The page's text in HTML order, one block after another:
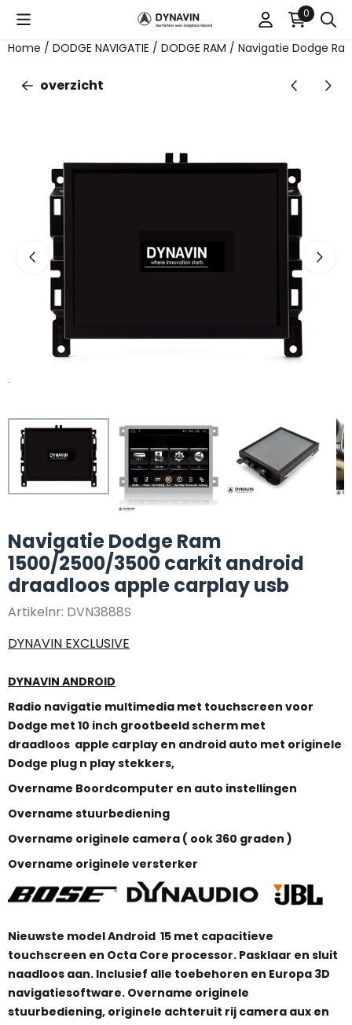
Cookievoorkeuren zijn beschikbaar. Kies instellingen of
0
Home / DODGE NAVIGATIE / DODGE RAM / Navigatie Dodge
overzicht
Navigatie Dodge Ram
1500/2500/3500 carkit android
draadloos apple carplay usb
Artikelnr: DVN3888S
DYNAVIN EXCLUSIVE
DYNAVIN ANDROID
Radio navigatie multimedia met touchscreen voor
Dodge met 10 inch grootbeeld scherm met
draadloos apple carplay en android auto met originele
Dodge plug n play stekkers,
Overname Boordcomputer en auto instellingen
Overname stuurbediening
Overname originele camera ( ook 360 graden )
Overname originele versterker
Nieuwste model Android 15 met capacitieve
touchscreen en Octa Core processor. Pasklaar en sluit
naadloos aan. Inclusief alle toebehoren en Europa 3D
navigatiesoftware. Overname originele
stuurbediening, originele achteruit rij camera aux en